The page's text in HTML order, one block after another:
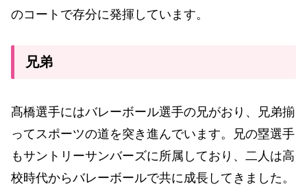
のコートで存分に発揮しています。
兄弟
髙橋選手にはバレーボール選手の兄がおり、兄弟揃
ってスポーツの道を突き進んでいます。兄の塁選手
もサントリーサンバーズに所属しており、二人は高
校時代からバレーボールで共に成長してきました。